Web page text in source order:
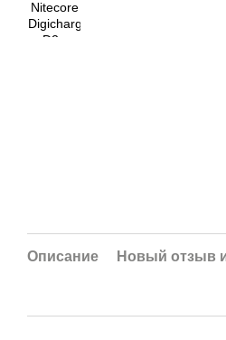
Описание Новый отзыв